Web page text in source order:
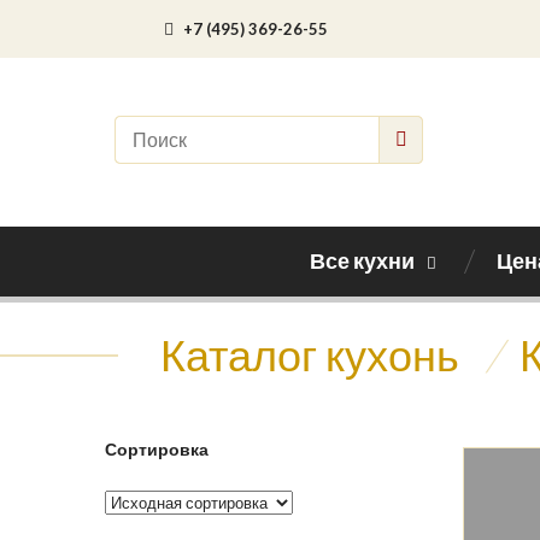
+7 (495) 369-26-55
Все кухни
Каталог кухонь /
Сортировка